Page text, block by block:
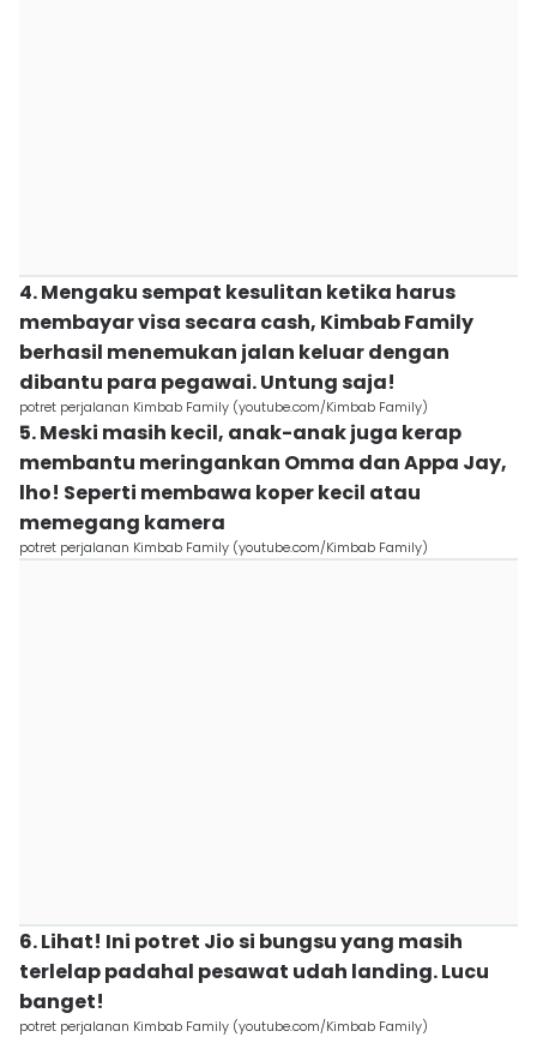
4. Mengaku sempat kesulitan ketika harus
membayar visa secara cash, Kimbab Family
berhasil menemukan jalan keluar dengan
dibantu para pegawai. Untung saja!
potret perjalanan Kimbab Family (youtube.com/Kimbab Family)
5. Meski masih kecil, anak-anak juga kerap
membantu meringankan Omma dan Appa Jay,
lho! Seperti membawa koper kecil atau
memegang kamera
potret perjalanan Kimbab Family (youtube.com/Kimbab Family)
6. Lihat! Ini potret Jio si bungsu yang masih
terlelap padahal pesawat udah landing. Lucu
banget!
potret perjalanan Kimbab Family (youtube.com/Kimbab Family)